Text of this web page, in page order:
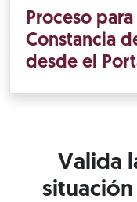
Proceso
Constancia
desde el
Valida
situación